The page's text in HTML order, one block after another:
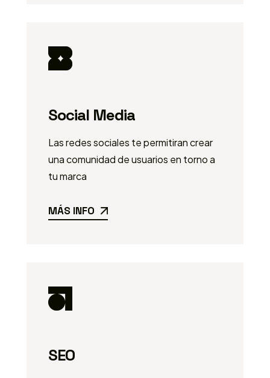
Social Media
Las redes sociales te permitiran crear
una comunidad de usuarios en torno a
tu marca
MÁS INFO
SEO